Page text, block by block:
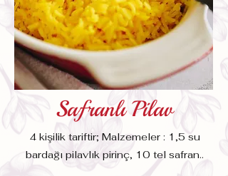
Safranlı Pilav
4 kişilik tariftir; Malzemeler : 1,5 su
bardağı pilavlık pirinç, 10 tel safran..